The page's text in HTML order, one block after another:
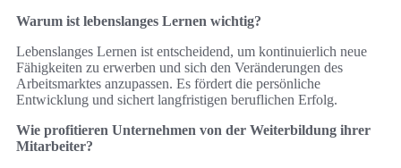
Warum ist lebenslanges Lernen wichtig?
Lebenslanges Lernen ist entscheidend, um kontinuierlich neue
Fähigkeiten zu erwerben und sich den Veränderungen des
Arbeitsmarktes anzupassen. Es fördert die persönliche
Entwicklung und sichert langfristigen beruflichen Erfolg.
Wie profitieren Unternehmen von der Weiterbildung ihrer
Mitarbeiter?